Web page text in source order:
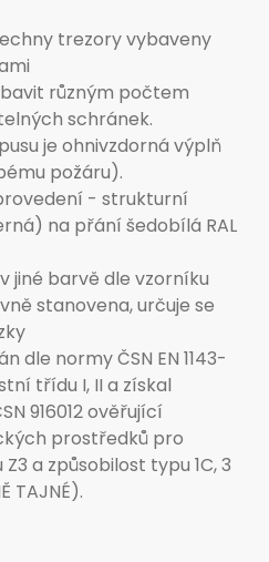
trezory vybaveny
různým počtem
schránek.
je ohnivzdorná výplň
požáru).
- strukturní
na přání šedobílá RAL
jiné barvě dle vzorníku
stanovena, určuje se
dle normy ČSN EN 1143-
třídu I, II a získal
916012 ověřující
prostředků pro
a způsobilost typu 1C, 3
TAJNÉ).